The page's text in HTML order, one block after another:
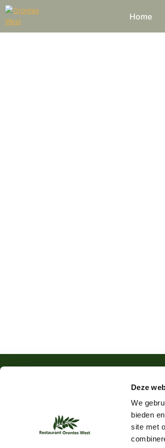
Deze
We
bieden
site met
Home